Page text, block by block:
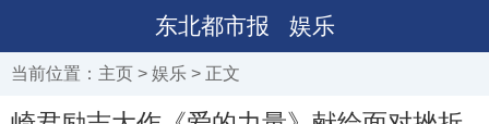
东北都市报 娱乐
当前位置： 主页 > 娱乐 > 正文